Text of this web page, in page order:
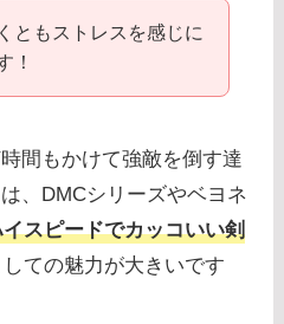
ともストレスを感じに
！
間もかけて強敵を倒す達
、DMCシリーズやベヨネ
イスピードでカッコいい剣
しての魅力が大きいです